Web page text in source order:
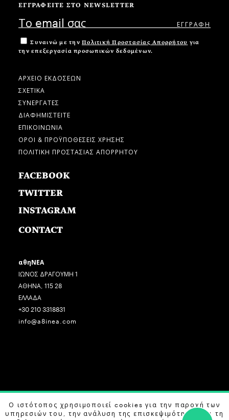
ΕΓΓΡΑΦΕΙΤΕ ΣΤΟ NEWSLETTER
Συναινώ με την Πολιτική Προστασίας Απορρήτου για
την επεξεργασία προσωπικών δεδομένων.
ΑΡΧΕΙΟ ΕΚΔΟΣΕΩΝ
ΣΧΕΤΙΚΑ
ΣΥΝΕΡΓΑΤΕΣ
ΔΙΑΦΗΜΙΣΤΕΙΤΕ
ΕΠΙΚΟΙΝΩΝΙΑ
ΟΡΟΙ & ΠΡΟΫΠΟΘΕΣΕΙΣ ΧΡΗΣΗΣ
ΠΟΛΙΤΙΚΗ ΠΡΟΣΤΑΣΙΑΣ ΑΠΟΡΡΗΤΟΥ
FACEBOOK
TWITTER
INSTAGRAM
CONTACT
αθηΝΕΑ
ΙΩΝΟΣ ΔΡΑΓΟΥΜΗ 1
ΑΘΗΝΑ, 115 28
ΕΛΛΑΔΑ
+30 210 3318831
info@a8inea.com
COPYRIGHT © 2026 αθηΝΕΑ, ALL RIGHTS RESERVED.
DESIGN BY G DESIGN STUDIO. DEVELOPED BYB LABS
Ο ιστότοπος χρησιμοποιεί cookies για την παροχή των
υπηρεσιών του, την ανάλυση της επισκεψιμότητας και τη